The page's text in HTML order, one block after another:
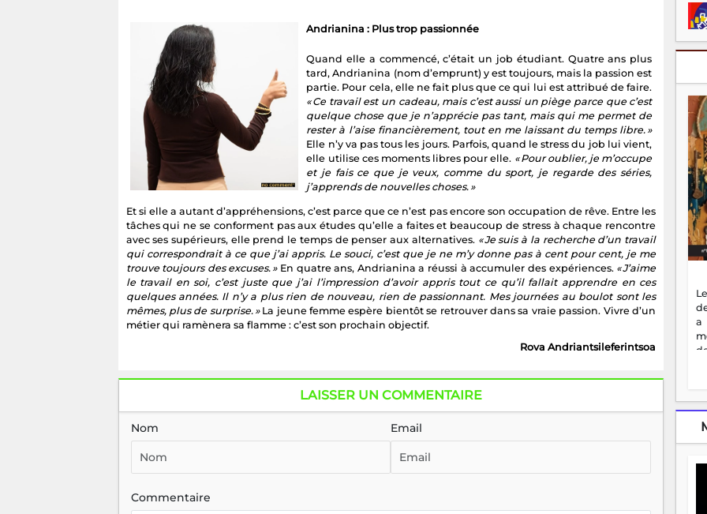
Andrianina : Plus trop passionnée
Quand elle a commencé, c’était un job étudiant. Quatre ans plus
tard, Andrianina (nom d’emprunt) y est toujours, mais la passion est
partie. Pour cela, elle ne fait plus que ce qui lui est attribué de faire.
« Ce travail est un cadeau, mais c’est aussi un piège parce que c’est
quelque chose que je n’apprécie pas tant, mais qui me permet de
rester à l’aise financièrement, tout en me laissant du temps libre. »
Elle n’y va pas tous les jours. Parfois, quand le stress du job lui vient,
elle utilise ces moments libres pour elle. « Pour oublier, je m’occupe
et je fais ce que je veux, comme du sport, je regarde des séries,
j’apprends de nouvelles choses. »
Et si elle a autant d’appréhensions, c’est parce que ce n’est pas encore son occupation de rêve. Entre les
tâches qui ne se conforment pas aux études qu’elle a faites et beaucoup de stress à chaque rencontre
avec ses supérieurs, elle prend le temps de penser aux alternatives.« Je suis à la recherche d’un travail
qui correspondrait à ce que j’ai appris. Le souci, c’est que je ne m’y donne pas à cent pour cent, je me
trouve toujours des excuses. »En quatre ans, Andrianina a réussi à accumuler des expériences.« J’aime
le travail en soi, c’est juste que j’ai l’impression d’avoir appris tout ce qu’il fallait apprendre en ces
quelques années. Il n’y a plus rien de nouveau, rien de passionnant. Mes journées au boulot sont les
mêmes, plus de surprise. »La jeune femme espère bientôt se retrouver dans sa vraie passion. Vivre d’un
métier qui ramènera sa flamme : c’est son prochain objectif.
Rova Andriantsileferintsoa
LAISSER UN COMMENTAIRE
Nom Email
Commentaire
a